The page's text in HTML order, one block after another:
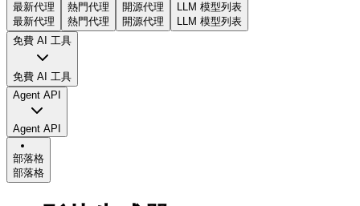
最新代理
最新代理
熱門代理
熱門代理
開源代理
開源代理
LLM 模型列表
LLM 模型列表
免費 AI 工具
免費 AI 工具
Agent API
Agent API
部落格
部落格